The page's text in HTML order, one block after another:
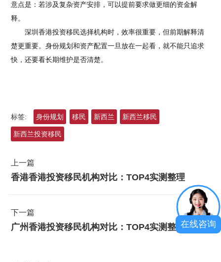
意点是：若涉及复杂资产安排，可以提前要求做更细的资金解
释。
深圳香港投资移民选择机构时，效率很重要，但前期解释清
楚更重要。身份规划和资产配置一旦放在一起看，就不能只追求
快，还要看长期维护是否清楚。
标签: 身份规划 移民 新西兰 新西兰移民
新西兰投资移民
上一篇
香港香港投资移民机构对比：TOP4实测整理
下一篇
广州香港投资移民机构对比：TOP4实测整理在线咨询